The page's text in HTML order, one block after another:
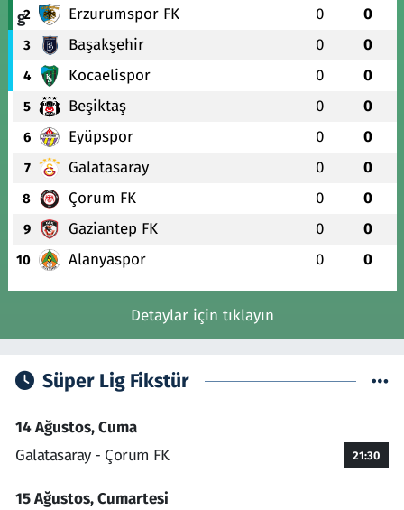
2 Erzurumspor FK 0 0
3 Başakşehir 0 0
4 Kocaelispor 0 0
5 Beşiktaş 0 0
6 Eyüpspor 0 0
7 Galatasaray 0 0
8 Çorum FK 0 0
9 Gaziantep FK 0 0
10 Alanyaspor 0 0
Detaylar için tıklayın
Süper Lig Fikstür
14 Ağustos, Cuma
Galatasaray - Çorum FK
21:30
15 Ağustos, Cumartesi